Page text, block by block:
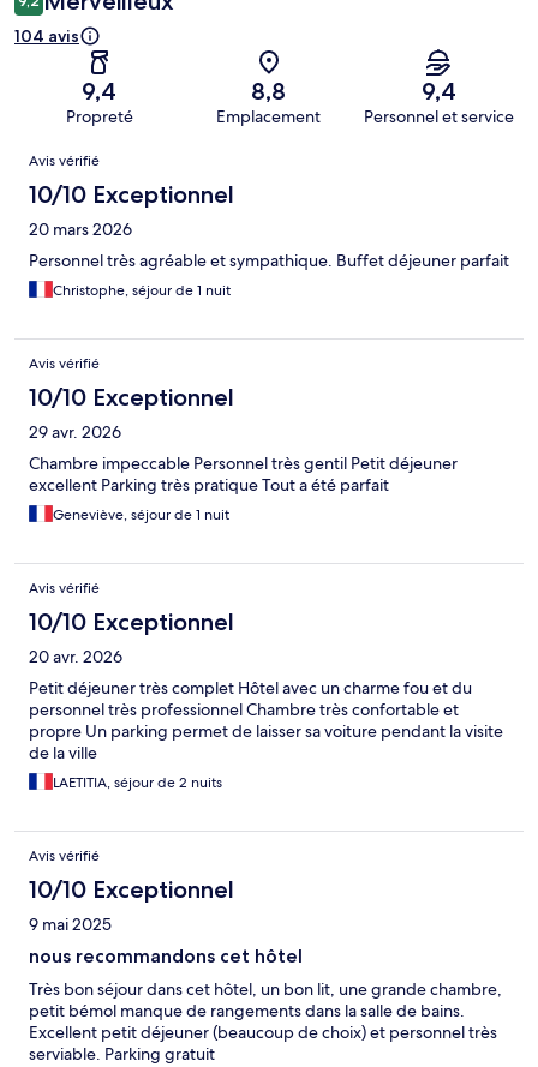
104 avis
9,4
Propreté
8,8
Emplacement
9,4
Personnel et service
Avis
Avis vérifié
10/10 Exceptionnel
20 mars 2026
Personnel très agréable et sympathique. Buffet déjeuner parfait
Christophe, séjour de 1 nuit
Avis vérifié
10/10 Exceptionnel
29 avr. 2026
Chambre impeccable Personnel très gentil Petit déjeuner
excellent Parking très pratique Tout a été parfait
Geneviève, séjour de 1 nuit
Avis vérifié
10/10 Exceptionnel
20 avr. 2026
Petit déjeuner très complet Hôtel avec un charme fou et du
personnel très professionnel Chambre très confortable et
propre Un parking permet de laisser sa voiture pendant la visite
de la ville
LAETITIA, séjour de 2 nuits
Avis vérifié
10/10 Exceptionnel
9 mai 2025
nous recommandons cet hôtel
Très bon séjour dans cet hôtel, un bon lit, une grande chambre,
petit bémol manque de rangements dans la salle de bains.
Excellent petit déjeuner (beaucoup de choix) et personnel très
serviable. Parking gratuit